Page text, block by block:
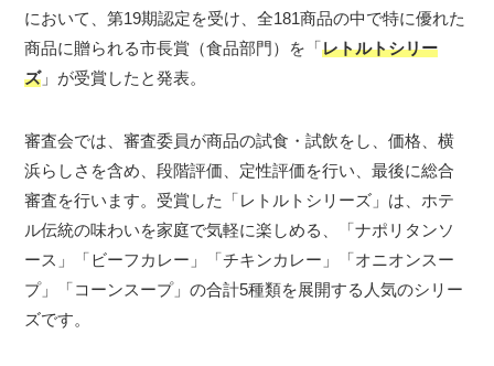
において、第19期認定を受け、全181商品の中で特に優れた
商品に贈られる市長賞（食品部門）を「レトルトシリー
ズ」が受賞したと発表。
審査会では、審査委員が商品の試食・試飲をし、価格、横
浜らしさを含め、段階評価、定性評価を行い、最後に総合
審査を行います。受賞した「レトルトシリーズ」は、ホテ
ル伝統の味わいを家庭で気軽に楽しめる、「ナポリタンソ
ース」「ビーフカレー」「チキンカレー」「オニオンスー
プ」「コーンスープ」の合計5種類を展開する人気のシリー
ズです。